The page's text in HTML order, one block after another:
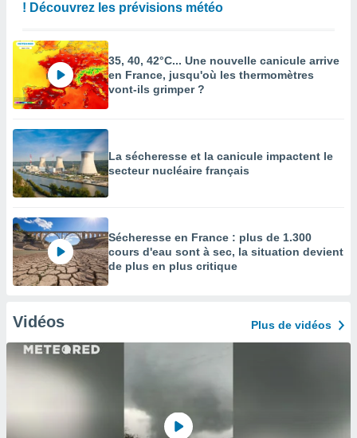
! Découvrez les prévisions météo
35, 40, 42°C... Une nouvelle canicule arrive
en France, jusqu'où les thermomètres
vont-ils grimper ?
La sécheresse et la canicule impactent le
secteur nucléaire français
Sécheresse en France : plus de 1.300
cours d'eau sont à sec, la situation devient
de plus en plus critique
Vidéos Plus de vidéos